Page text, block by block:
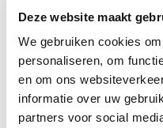
Deze website maakt
We gebruiken cookies
personaliseren, om
en om ons
informatie over uw
partners voor social
Productomschrijving
Specificaties